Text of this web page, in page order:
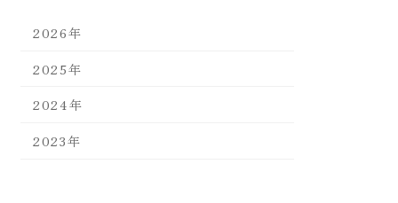
2026年
2025年
2024年
2023年